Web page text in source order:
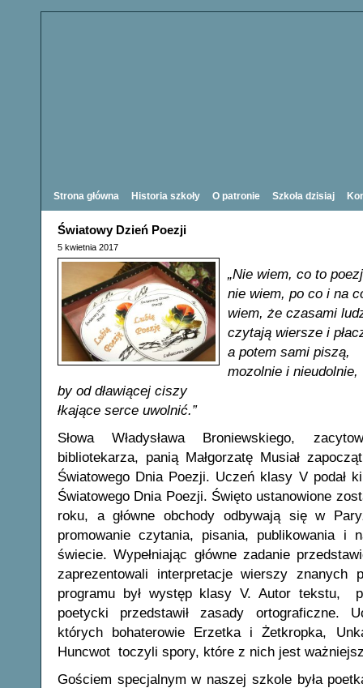
Strona główna Historia szkoły O patronie Szkoła dzisiaj
Światowy Dzień Poezji
5 kwietnia 2017
„Nie wiem, co to
nie wiem, po co i na
wiem, że czasami
czytają wiersze i
a potem sami piszą,
mozolnie i nieudolnie,
by od dławiącej ciszy
łkające serce uwolnić.”
Słowa Władysława Broniewskiego,
bibliotekarza, panią Małgorzatę Musiał
Światowego Dnia Poezji. Uczeń klasy V podał
Światowego Dnia Poezji. Święto ustanowione
roku, a główne obchody odbywają się w
promowanie czytania, pisania, publikowania i
świecie.Wypełniając główne zadanie
zaprezentowali interpretacje wierszy znanych
programu był występ klasy V. Autor tekstu,
poetycki przedstawił zasady ortograficzne.
których bohaterowie Erzetka i Żetkropka,
Huncwot toczyli spory, które z nich jest
Gościem specjalnym w naszej szkole była